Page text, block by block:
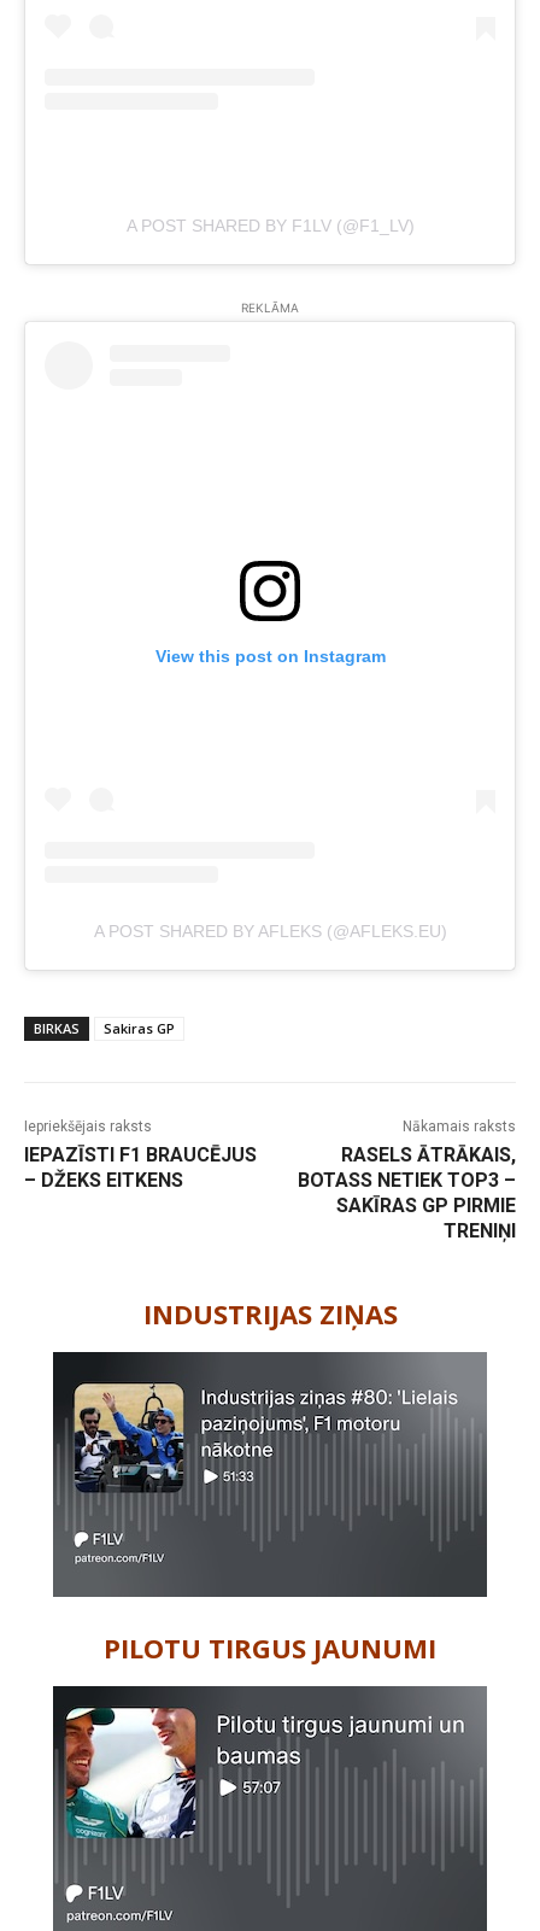
A POST SHARED BY F1LV (@F1_LV)
REKLĀMA
View this post on Instagram
A POST SHARED BY AFLEKS (@AFLEKS.EU)
BIRKAS Sakiras GP
Iepriekšējais raksts
IEPAZĪSTI F1 BRAUCĒJUS
– DŽEKS EITKENS
Nākamais raksts
RASELS ĀTRĀKAIS,
BOTASS NETIEK TOP3 –
SAKĪRAS GP PIRMIE
TRENIŅI
INDUSTRIJAS ZIŅAS
PILOTU TIRGUS JAUNUMI